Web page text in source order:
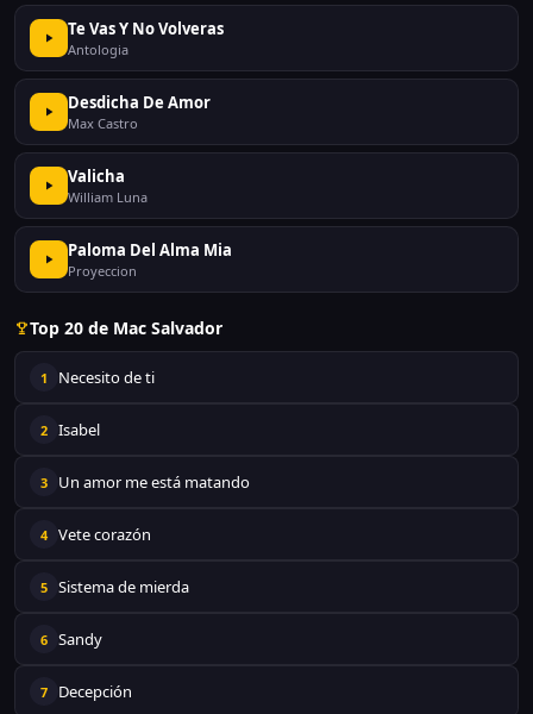
Te Vas Y No Volveras
Antologia
Desdicha De Amor
Max Castro
Valicha
William Luna
Paloma Del Alma Mia
Proyeccion
Top 20 de Mac Salvador
1 Necesito de ti
2 Isabel
3 Un amor me está matando
4 Vete corazón
5 Sistema de mierda
6 Sandy
7 Decepción